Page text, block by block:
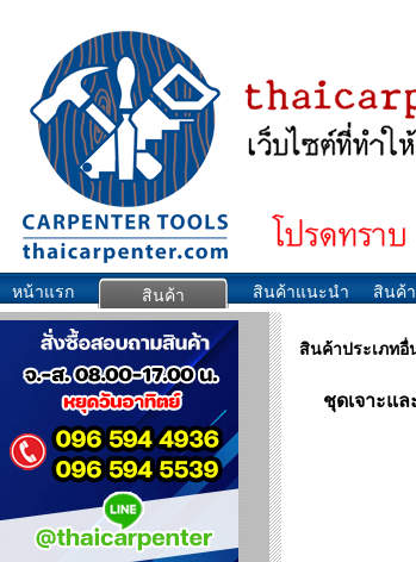
หน้าแรก สินค้า สินค้าแนะนำ สินค้
สินค้าประเภท
ชุดเจาะแล